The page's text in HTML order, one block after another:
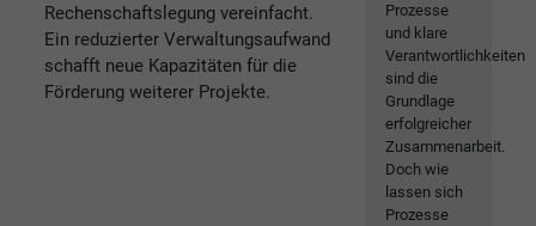
Rechenschaftslegung vereinfacht.
Ein reduzierter Verwaltungsaufwand
schafft neue Kapazitäten für die
Förderung weiterer Projekte.
Prozesse
und klare
Verantwortlichkeiten
sind die
Grundlage
erfolgreicher
Zusammenarbeit.
Doch wie
lassen sich
Prozesse